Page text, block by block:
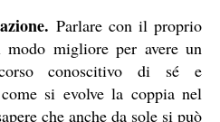
Parlare con il proprio
migliore per avere un
conoscitivo di sé e
si evolve la coppia nel
che anche da sole si può